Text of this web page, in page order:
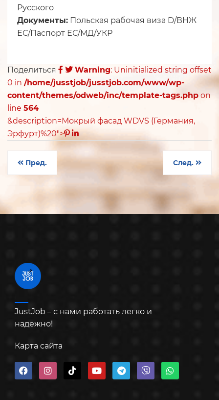
Русского
Документы: Польская рабочая виза D/ВНЖ
ЕС/Паспорт ЕС/МД/УКР
Поделиться Warning: Uninitialized string offset
0 in /home/jusstjob/jusstjob.com/www/wp-
content/themes/odweb/inc/template-tags.php on
line 564
&description=Мокрый фасад WDVS (Германия,
Эрфурт)%20">
Пред. След.
JustJob – с нами работать легко и
надежно!
Карта сайта